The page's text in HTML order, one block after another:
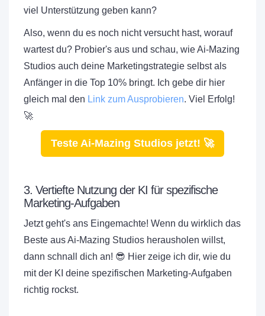
viel Unterstützung geben kann?
Also, wenn du es noch nicht versucht hast, worauf
wartest du? Probier's aus und schau, wie Ai-Mazing
Studios auch deine Marketingstrategie selbst als
Anfänger in die Top 10% bringt. Ich gebe dir hier
gleich mal den Link zum Ausprobieren. Viel Erfolg!
🚀
Teste Ai-Mazing Studios jetzt! 🚀
3. Vertiefte Nutzung der KI für spezifische
Marketing-Aufgaben
Jetzt geht's ans Eingemachte! Wenn du wirklich das
Beste aus Ai-Mazing Studios herausholen willst,
dann schnall dich an! 😎 Hier zeige ich dir, wie du
mit der KI deine spezifischen Marketing-Aufgaben
richtig rockst.